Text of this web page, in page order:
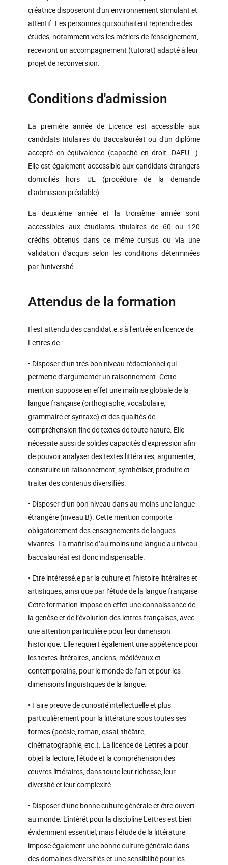
(ARAB101_LLSH)
Chinois transversal
(CHIN101_LLSH)
(ITAL101_LLSH)
Japonais transversal
Portugais transversal
(PORT101_LLSH)
Russe transversal
(RUSS101_LLSH)
créatrice disposeront d'un environnement stimulant et
attentif. Les personnes qui souhaitent reprendre des
études, notamment vers les métiers de l'enseignement,
recevront un accompagnement (tutorat) adapté à leur
projet de reconversion.
Conditions d'admission
La première année de Licence est accessible aux
candidats titulaires du Baccalauréat ou d'un diplôme
accepté en équivalence (capacité en droit, DAEU,…).
Elle est également accessible aux candidats étrangers
domiciliés hors UE (procédure de la demande
d’admission préalable).
La deuxième année et la troisième année sont
accessibles aux étudiants titulaires de 60 ou 120
crédits obtenus dans ce même cursus ou via une
validation d'acquis selon les conditions déterminées
par l'université.
Attendus de la formation
Il est attendu des candidat.e.s à l'entrée en licence de
Lettres de :
• Disposer d’un très bon niveau rédactionnel qui
permette d’argumenter un raisonnement. Cette
mention suppose en effet une maîtrise globale de la
langue française (orthographe, vocabulaire,
grammaire et syntaxe) et des qualités de
compréhension fine de textes de toute nature. Elle
nécessite aussi de solides capacités d’expression afin
de pouvoir analyser des textes littéraires, argumenter,
construire un raisonnement, synthétiser, produire et
traiter des contenus diversifiés.
• Disposer d’un bon niveau dans au moins une langue
étrangère (niveau B). Cette mention comporte
obligatoirement des enseignements de langues
vivantes. La maîtrise d’au moins une langue au niveau
baccalauréat est donc indispensable.
• Etre intéressé.e par la culture et l’histoire littéraires et
artistiques, ainsi que par l’étude de la langue française
Cette formation impose en effet une connaissance de
la genèse et de l’évolution des lettres françaises, avec
une attention particulière pour leur dimension
historique. Elle requiert également une appétence pour
les textes littéraires, anciens, médiévaux et
contemporains, pour le monde de l’art et pour les
dimensions linguistiques de la langue.
• Faire preuve de curiosité intellectuelle et plus
particulièrement pour la littérature sous toutes ses
formes (poésie, roman, essai, théâtre,
cinématographie, etc.). La licence de Lettres a pour
objet la lecture, l'étude et la compréhension des
œuvres littéraires, dans toute leur richesse, leur
diversité et leur complexité.
• Disposer d’une bonne culture générale et être ouvert
au monde. L’intérêt pour la discipline Lettres est bien
évidemment essentiel, mais l’étude de la littérature
impose également une bonne culture générale dans
des domaines diversifiés et une sensibilité pour les